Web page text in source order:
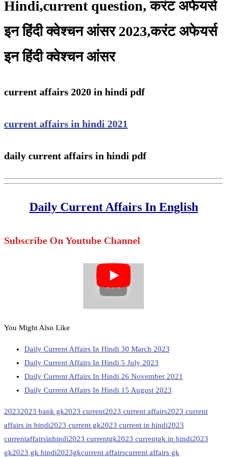
Hindi,current question, करंट अफेयर्स
इन हिंदी क्वेश्चन आंसर 2023,करंट अफेयर्स
इन हिंदी क्वेश्चन आंसर
current affairs 2020 in hindi pdf
current affairs in hindi 2021
daily current affairs in hindi pdf
Daily Current Affairs In English
Subscribe On Youtube Channel
You Might Also Like
Daily Current Affairs In Hindi 30 March 2023
Daily Current Affairs In Hindi 5 July 2023
Daily Current Affairs In Hindi 26 November 2021
Daily Current Affairs In Hindi 15 August 2023
20232023 bank gk2023 current2023 current affairs2023 current
affairs in hindi2023 current gk2023 current in hindi2023
currentaffairsinhindi2023 currentgk2023 currentgk in hindi2023
gk2023 gk hindi2023gkcurrent affairscurrent affairs gk